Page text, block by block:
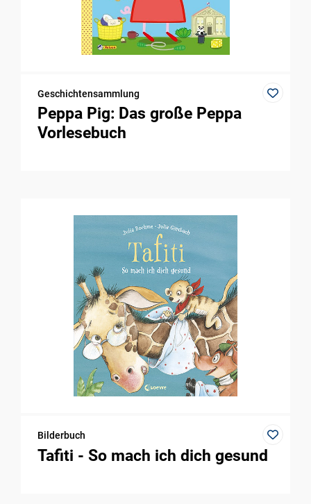
Geschichtensammlung
Peppa Pig: Das große Peppa
Vorlesebuch
Bilderbuch
Tafiti - So mach ich dich gesund